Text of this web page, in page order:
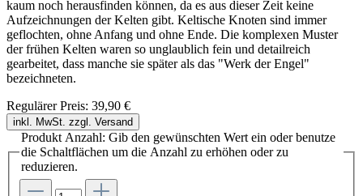
kaum noch herausfinden können, da es aus dieser Zeit keine
Aufzeichnungen der Kelten gibt. Keltische Knoten sind immer
geflochten, ohne Anfang und ohne Ende. Die komplexen Muster
der frühen Kelten waren so unglaublich fein und detailreich
gearbeitet, dass manche sie später als das "Werk der Engel"
bezeichneten.
Regulärer Preis: 39,90 €
inkl. MwSt. zzgl. Versand
Produkt Anzahl: Gib den gewünschten Wert ein oder benutze
die Schaltflächen um die Anzahl zu erhöhen oder zu
reduzieren.